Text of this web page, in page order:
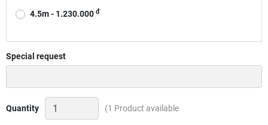
4.5m - 1.230.000 đ
Special request
Quantity
Cần
tay
(1 Product available